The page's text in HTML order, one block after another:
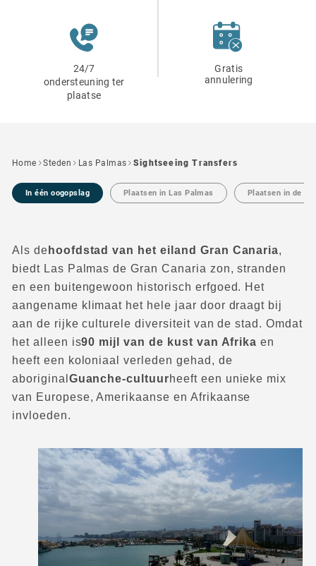
Gratis
annulering
24/7
ondersteuning ter
plaatse
Home Steden Las Palmas Sightseeing Transfers
In één oogopslag Plaatsen in Las Palmas Plaatsen in de
Als de hoofdstad van het eiland Gran Canaria,
biedt Las Palmas de Gran Canaria zon, stranden
en een buitengewoon historisch erfgoed. Het
aangename klimaat het hele jaar door draagt bij
aan de rijke culturele diversiteit van de stad. Omdat
het alleen is90 mijl van de kust van Afrika en
heeft een koloniaal verleden gehad, de
aboriginal Guanche-cultuurheeft een unieke mix
van Europese, Amerikaanse en Afrikaanse
invloeden.